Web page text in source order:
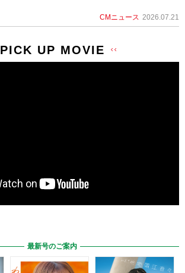
CMニュース 2026.07.21
PICK UP MOVIE
最新号のご案内